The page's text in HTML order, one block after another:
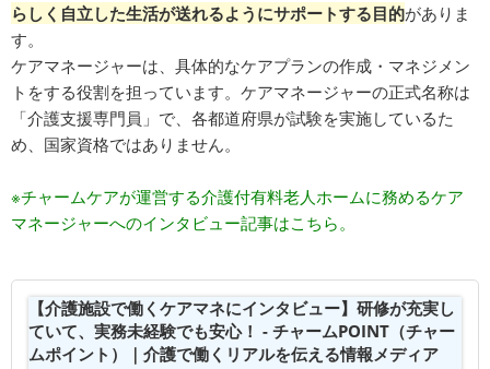
らしく自立した生活が送れるようにサポートする目的がありま
す。
ケアマネージャーは、具体的なケアプランの作成・マネジメン
トをする役割を担っています。ケアマネージャーの正式名称は
「介護支援専門員」で、各都道府県が試験を実施しているた
め、国家資格ではありません。
※チャームケアが運営する介護付有料老人ホームに務めるケア
マネージャーへのインタビュー記事はこちら。
【介護施設で働くケアマネにインタビュー】研修が充実し
ていて、実務未経験でも安心！ - チャームPOINT（チャー
ムポイント）｜介護で働くリアルを伝える情報メディア